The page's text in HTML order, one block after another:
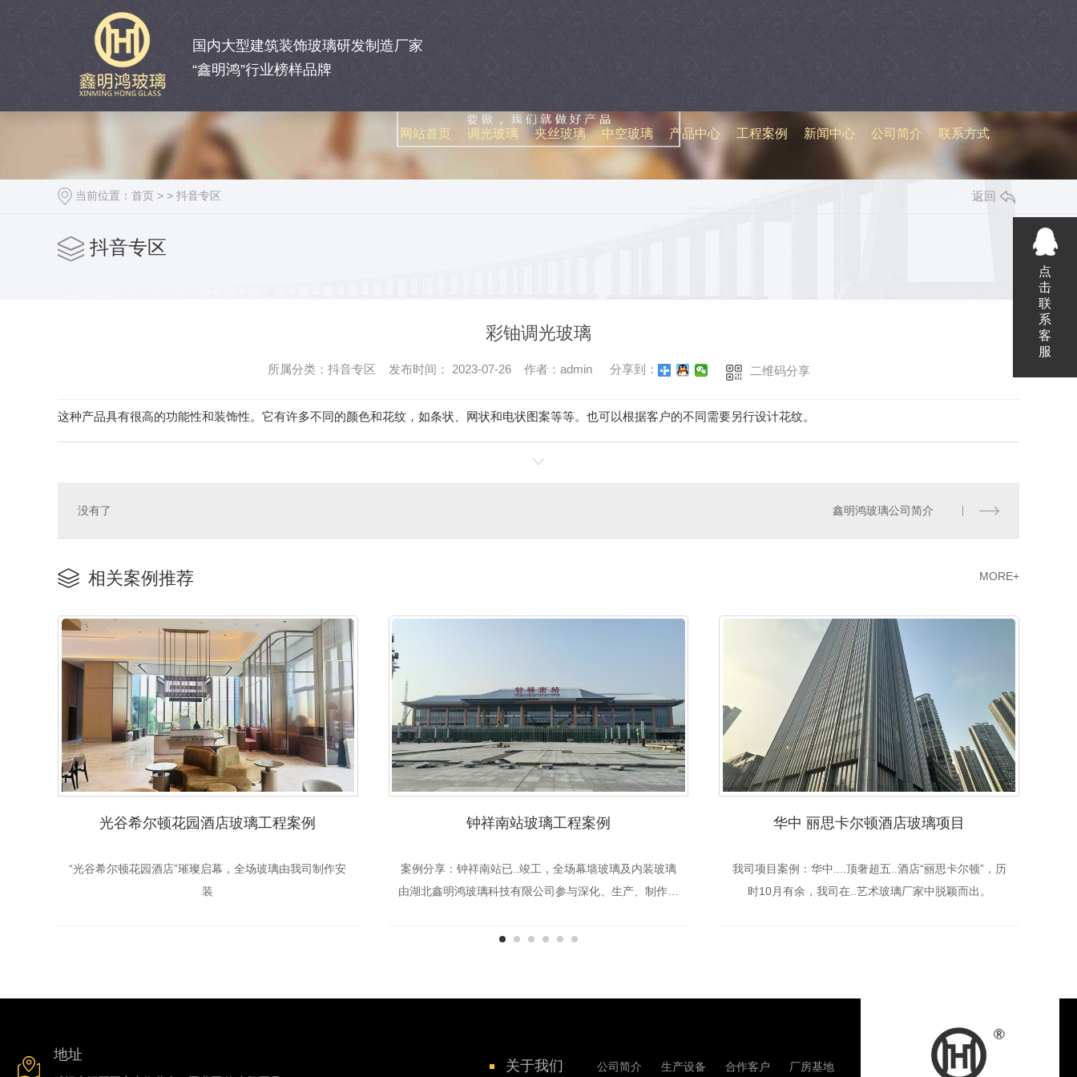
国内大型建筑装饰玻璃研发制造厂家
“鑫明鸿”行业榜样品牌
网站首页 调光玻璃 夹丝玻璃 中空玻璃 产品中心 工程案例 新闻中心 公司简介 联系方式
当前位置： 首页 > > 抖音专区 返回
抖音专区
彩铀调光玻璃
所属分类：抖音专区 发布时间： 2023-07-26 作者：admin 分享到： 二维码分享
这种产品具有很高的功能性和装饰性。它有许多不同的颜色和花纹，如条状、网状和电状图案等等。也可以根据客户的不同需要另行设计花纹。
没有了 鑫明鸿玻璃公司简介
相关案例推荐 MORE+
光谷希尔顿花园酒店玻璃工程案例
“光谷希尔顿花园酒店”璀璨启幕，全场玻璃由我司制作安
装
钟祥南站玻璃工程案例
案例分享：钟祥南站已..竣工，全场幕墙玻璃及内装玻璃
由湖北鑫明鸿玻璃科技有限公司参与深化、生产、制作，
防火玻璃！
华中 丽思卡尔顿酒店玻璃项目
我司项目案例：华中....顶奢超五..酒店“丽思卡尔顿”，历
时10月有余，我司在..艺术玻璃厂家中脱颖而出。
地址
关于我们 公司简介 生产设备 合作客户 厂房基地
点
击
联
系
客
服